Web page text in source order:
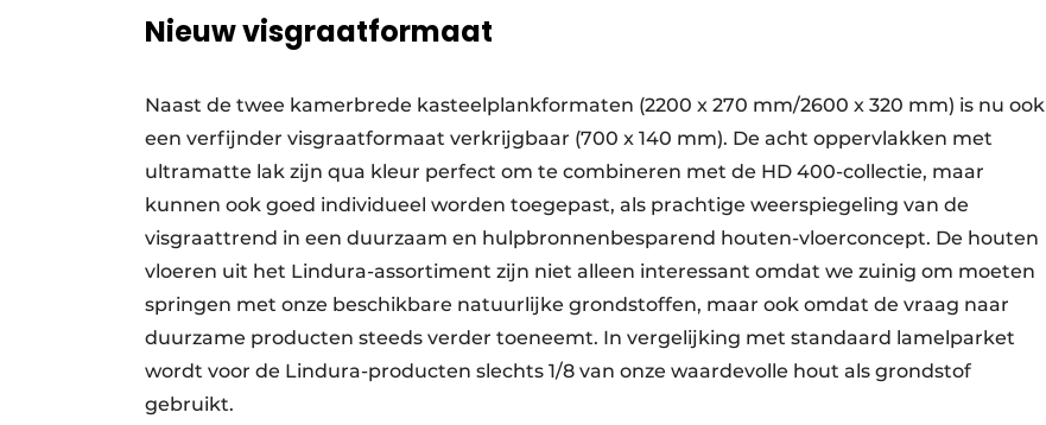
Nieuw visgraatformaat
Naast de twee kamerbrede kasteelplankformaten (2200 x 270 mm/2600 x 320 mm) is nu ook
een verfijnder visgraatformaat verkrijgbaar (700 x 140 mm). De acht oppervlakken met
ultramatte lak zijn qua kleur perfect om te combineren met de HD 400-collectie, maar
kunnen ook goed individueel worden toegepast, als prachtige weerspiegeling van de
visgraattrend in een duurzaam en hulpbronnenbesparend houten-vloerconcept. De houten
vloeren uit het Lindura-assortiment zijn niet alleen interessant omdat we zuinig om moeten
springen met onze beschikbare natuurlijke grondstoffen, maar ook omdat de vraag naar
duurzame producten steeds verder toeneemt. In vergelijking met standaard lamelparket
wordt voor de Lindura-producten slechts 1/8 van onze waardevolle hout als grondstof
gebruikt.